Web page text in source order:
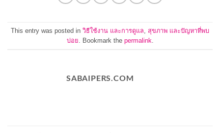
This entry was posted in วิธีใช้งาน และการดูแล สุขภาพ และปัญหาที่พบ
บ่อย . Bookmark the permalink
SABAIPERS.COM